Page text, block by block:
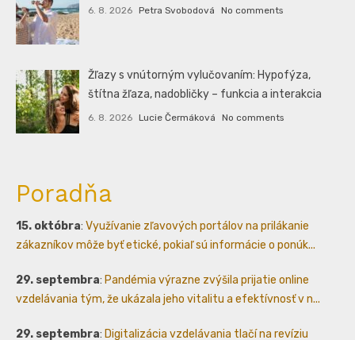
6. 8. 2026 Petra Svobodová No comments
Žľazy s vnútorným vylučovaním: Hypofýza,
štítna žľaza, nadobličky – funkcia a interakcia
6. 8. 2026 Lucie Čermáková No comments
Poradňa
15. októbra: Využívanie zľavových portálov na prilákanie
zákazníkov môže byť etické, pokiaľ sú informácie o ponúk...
29. septembra: Pandémia výrazne zvýšila prijatie online
vzdelávania tým, že ukázala jeho vitalitu a efektívnosť v n...
29. septembra: Digitalizácia vzdelávania tlačí na revíziu